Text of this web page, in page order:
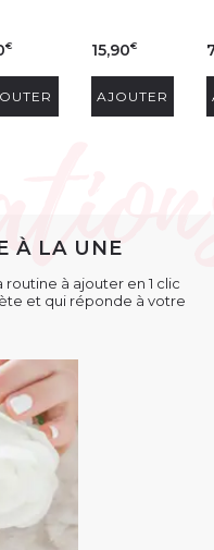
€ 15,90€
AJOUTER
À LA UNE
à ajouter en 1 clic
et qui réponde à votre